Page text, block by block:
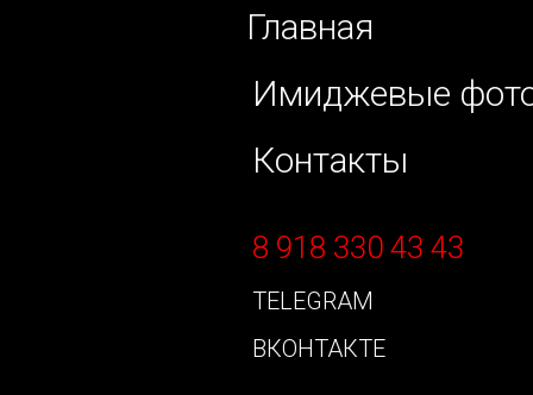
Имиджевые
Главная
Контакты
8 918 330 43 43
TELEGRAM
ВКОНТАКТЕ